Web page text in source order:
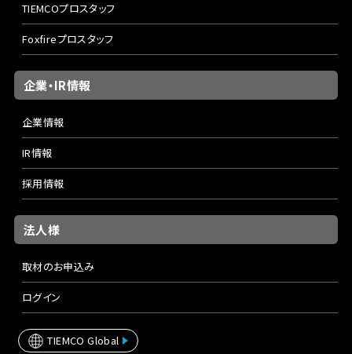
TIEMCOプロスタッフ
Foxfireプロスタッフ
企業・IR情報
企業情報
IR情報
採用情報
法人様
取材のお申込み
ログイン
TIEMCO Global